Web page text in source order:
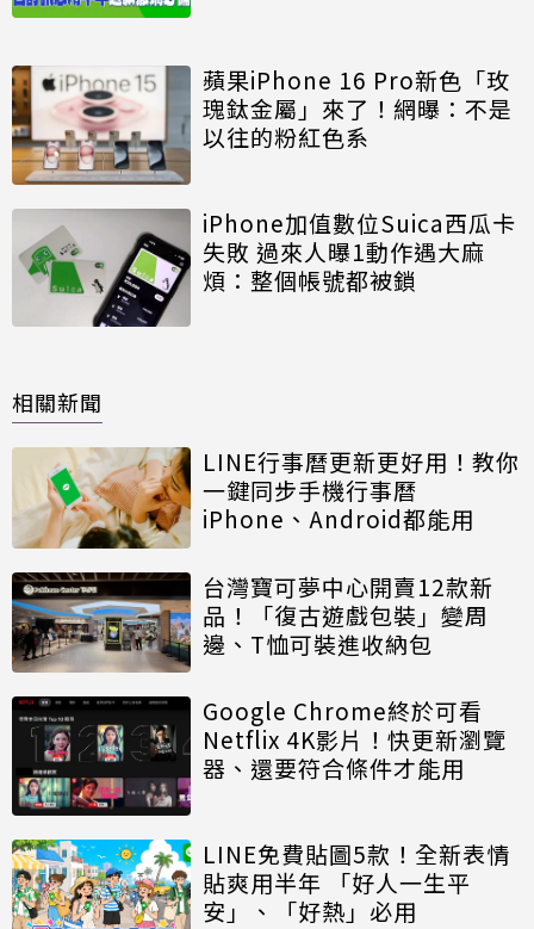
蘋果iPhone 16 Pro新色「玫
瑰鈦金屬」來了！網曝：不是
以往的粉紅色系
iPhone加值數位Suica西瓜卡
失敗 過來人曝1動作遇大麻
煩：整個帳號都被鎖
相關新聞
LINE行事曆更新更好用！教你
一鍵同步手機行事曆
iPhone、Android都能用
台灣寶可夢中心開賣12款新
品！「復古遊戲包裝」變周
邊、T恤可裝進收納包
Google Chrome終於可看
Netflix 4K影片！快更新瀏覽
器、還要符合條件才能用
LINE免費貼圖5款！全新表情
貼爽用半年 「好人一生平
安」、「好熱」必用